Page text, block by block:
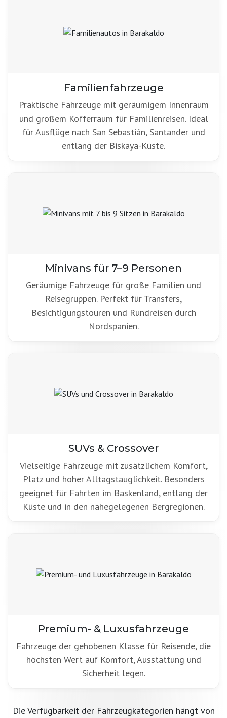
Familienfahrzeuge
Praktische Fahrzeuge mit geräumigem Innenraum
und großem Kofferraum für Familienreisen. Ideal
für Ausflüge nach San Sebastián, Santander und
entlang der Biskaya-Küste.
Minivans für 7–9 Personen
Geräumige Fahrzeuge für große Familien und
Reisegruppen. Perfekt für Transfers,
Besichtigungstouren und Rundreisen durch
Nordspanien.
SUVs & Crossover
Vielseitige Fahrzeuge mit zusätzlichem Komfort,
Platz und hoher Alltagstauglichkeit. Besonders
geeignet für Fahrten im Baskenland, entlang der
Küste und in den nahegelegenen Bergregionen.
Premium- & Luxusfahrzeuge
Fahrzeuge der gehobenen Klasse für Reisende, die
höchsten Wert auf Komfort, Ausstattung und
Sicherheit legen.
Die Verfügbarkeit der Fahrzeugkategorien hängt von